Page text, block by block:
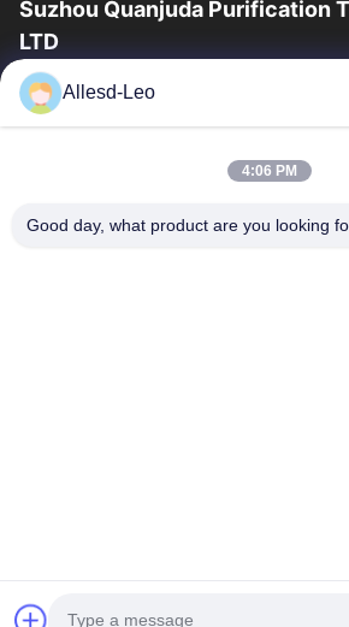
Suzhou Quanjuda Purification
LTD
a experiência 16years, como um
principais de ESD & produtos da sala de
Casa
Produtos
Allesd-Leo
4:06 PM
Good day, what product are you looking